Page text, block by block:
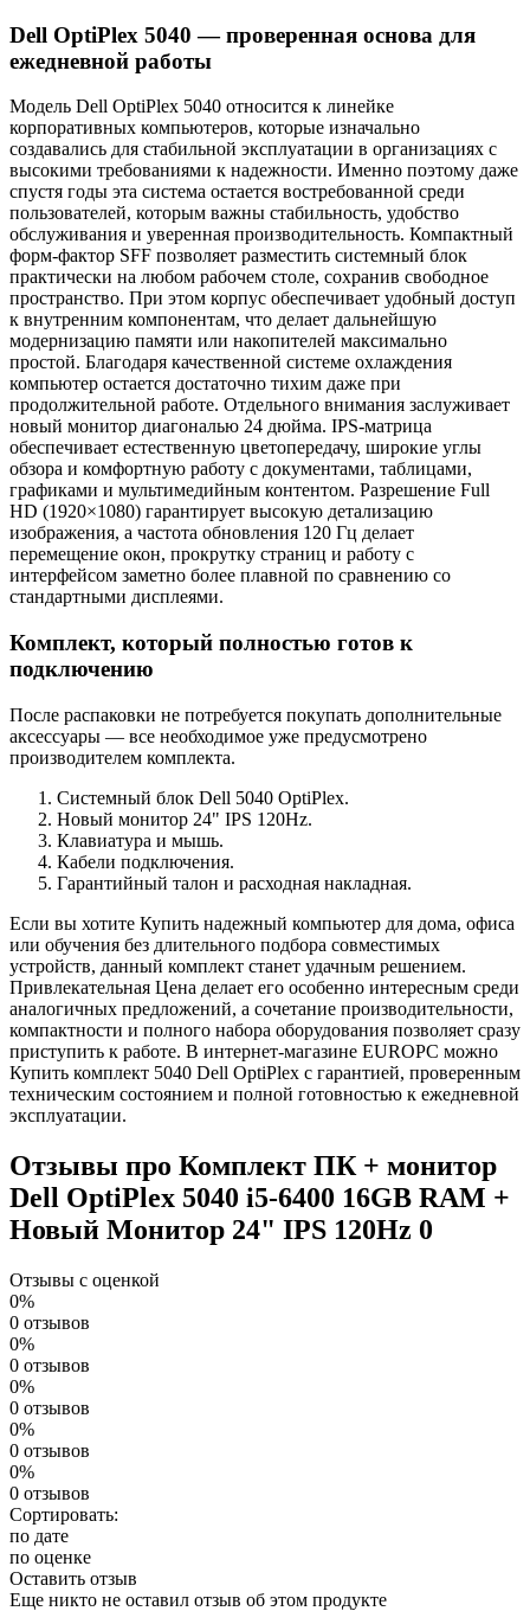
Dell OptiPlex 5040 — проверенная основа для
ежедневной работы
Модель Dell OptiPlex 5040 относится к линейке
корпоративных компьютеров, которые изначально
создавались для стабильной эксплуатации в организациях с
высокими требованиями к надежности. Именно поэтому даже
спустя годы эта система остается востребованной среди
пользователей, которым важны стабильность, удобство
обслуживания и уверенная производительность. Компактный
форм-фактор SFF позволяет разместить системный блок
практически на любом рабочем столе, сохранив свободное
пространство. При этом корпус обеспечивает удобный доступ
к внутренним компонентам, что делает дальнейшую
модернизацию памяти или накопителей максимально
простой. Благодаря качественной системе охлаждения
компьютер остается достаточно тихим даже при
продолжительной работе. Отдельного внимания заслуживает
новый монитор диагональю 24 дюйма. IPS-матрица
обеспечивает естественную цветопередачу, широкие углы
обзора и комфортную работу с документами, таблицами,
графиками и мультимедийным контентом. Разрешение Full
HD (1920×1080) гарантирует высокую детализацию
изображения, а частота обновления 120 Гц делает
перемещение окон, прокрутку страниц и работу с
интерфейсом заметно более плавной по сравнению со
стандартными дисплеями.
Комплект, который полностью готов к
подключению
После распаковки не потребуется покупать дополнительные
аксессуары — все необходимое уже предусмотрено
производителем комплекта.
Системный блок Dell 5040 OptiPlex.
Новый монитор 24" IPS 120Hz.
Клавиатура и мышь.
Кабели подключения.
Гарантийный талон и расходная накладная.
Если вы хотите Купить надежный компьютер для дома, офиса
или обучения без длительного подбора совместимых
устройств, данный комплект станет удачным решением.
Привлекательная Цена делает его особенно интересным среди
аналогичных предложений, а сочетание производительности,
компактности и полного набора оборудования позволяет сразу
приступить к работе. В интернет-магазине EUROPC можно
Купить комплект 5040 Dell OptiPlex с гарантией, проверенным
техническим состоянием и полной готовностью к ежедневной
эксплуатации.
Отзывы про Комплект ПК + монитор
Dell OptiPlex 5040 i5-6400 16GB RAM +
Новый Монитор 24" IPS 120Hz 0
Отзывы с оценкой
0%
0 отзывов
0%
0 отзывов
0%
0 отзывов
0%
0 отзывов
0%
0 отзывов
Сортировать:
по дате
по оценке
Оставить отзыв
Еще никто не оставил отзыв об этом продукте